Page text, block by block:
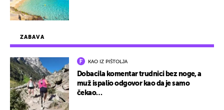
ZABAVA
KAO IZ PIŠTOLJA
Dobacila komentar trudnici bez noge, a
muž ispalio odgovor kao da je samo
čekao…